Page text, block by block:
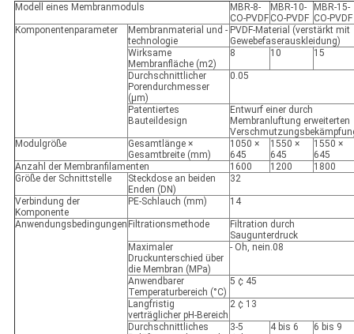
Modell eines Membranmoduls
MBR-8-
CO-PVDF
MBR-10-
CO-PVDF
MBR-15-
CO-PVDF
Komponentenparameter
Membranmaterial und -
technologie
PVDF-Material (verstärkt mit
Gewebefaserauskleidung)
Wirksame
Membranfläche (m2)
8 10 15
Durchschnittlicher
Porendurchmesser
(μm)
0.05
Patentiertes
Bauteildesign
Entwurf einer durch
Membranluftung erweiterten
Modulgröße
Gesamtlänge ×
Gesamtbreite (mm)
1050 ×
645
1550 ×
645
1550 ×
645
Anzahl der Membranfilamenten
1600 1200
1800
Größe der Schnittstelle
Steckdose an beiden
Enden (DN)
32
Verbindung der
Komponente
PE-Schlauch (mm) 14
Anwendungsbedingungen Filtrationsmethode
Filtration durch
Saugunterdruck
Maximaler
Druckunterschied über
die Membran (MPa)
- Oh, nein.08
Anwendbarer
Temperaturbereich (°C)
5 ¢ 45
Langfristig
verträglicher pH-Bereich
2 ¢ 13
Durchschnittliches
3-5
4 bis 6 6 bis 9